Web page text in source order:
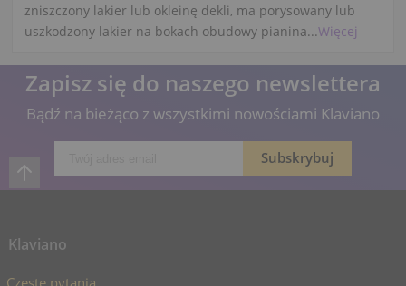
zniszczony lakier lub okleinę dekli, ma porysowany lub
uszkodzony lakier na bokach obudowy pianina...Więcej
Zapisz się do naszego newslettera
Bądź na bieżąco z wszystkimi nowościami Klaviano
Klaviano